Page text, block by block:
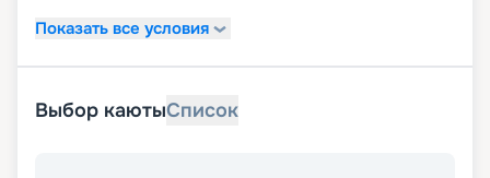
Показать все условия
Выбор каютыСписок